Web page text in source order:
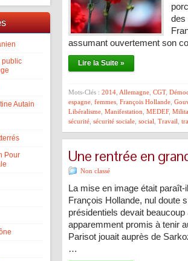
public
Autain
Pour
des
assumant ouvertement son
Lire la Suite »
Mots-Clés : 2014 Allemagne CGT,
espagne femmes François Hollande
Libéralisme Manifestation MEDEF,
sécurité sécurité sociale social Travail
Une rentrée en
Non classé
La mise en image était paraît-
François Hollande, nul doute
présidentiels devait
apparemment promis à tenir
Parisot jouait auprès de
…